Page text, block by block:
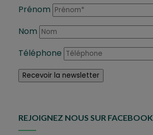
Prénom
Nom
Téléphone
REJOIGNEZ NOUS SUR FACEBOOK